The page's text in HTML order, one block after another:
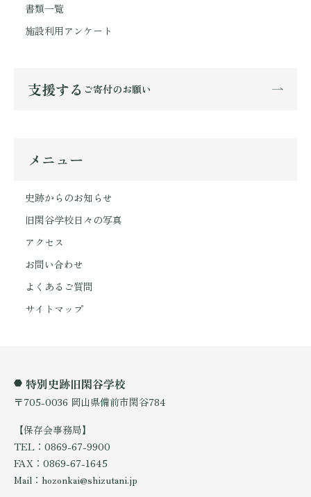
書類一覧
施設利用アンケート
支援する ご寄付のお願い
メニュー
史跡からのお知らせ
旧閑谷学校日々の写真
アクセス
お問い合わせ
よくあるご質問
サイトマップ
特別史跡旧閑谷学校
〒705-0036 岡山県備前市閑谷784
【保存会事務局】
TEL：0869-67-9900
FAX：0869-67-1645
Mail：hozonkai@shizutani.jp